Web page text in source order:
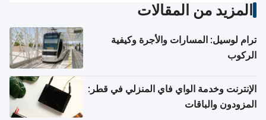
المزيد من المقالات
ترام لوسيل: المسارات والأجرة وكيفية
الركوب
الإنترنت وخدمة الواي فاي المنزلي في قطر:
المزودون والباقات